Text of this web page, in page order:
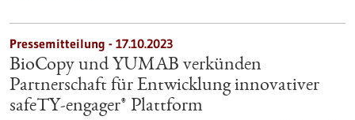
Pressemitteilung - 17.10.2023
BioCopy und YUMAB verkünden
Partnerschaft für Entwicklung innovativer
safeTY-engager® Plattform